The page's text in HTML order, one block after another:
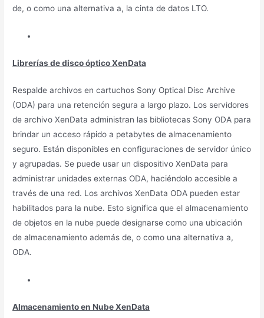
de, o como una alternativa a, la cinta de datos LTO.
Librerías de disco óptico XenData
Respalde archivos en cartuchos Sony Optical Disc Archive
(ODA) para una retención segura a largo plazo. Los servidores
de archivo XenData administran las bibliotecas Sony ODA para
brindar un acceso rápido a petabytes de almacenamiento
seguro. Están disponibles en configuraciones de servidor único
y agrupadas. Se puede usar un dispositivo XenData para
administrar unidades externas ODA, haciéndolo accesible a
través de una red. Los archivos XenData ODA pueden estar
habilitados para la nube. Esto significa que el almacenamiento
de objetos en la nube puede designarse como una ubicación
de almacenamiento además de, o como una alternativa a,
ODA.
Almacenamiento en Nube XenData